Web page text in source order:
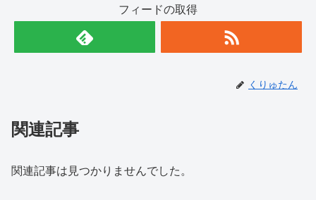
フィードの取得
くりゅたん
関連記事
関連記事は見つかりませんでした。